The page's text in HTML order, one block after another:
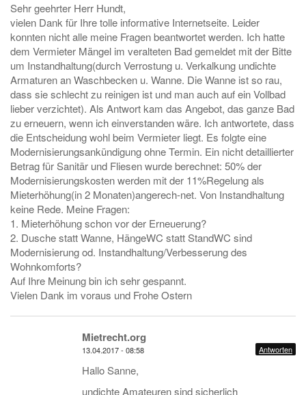
Sehr geehrter Herr Hundt,
vielen Dank für Ihre tolle informative Internetseite. Leider
konnten nicht alle meine Fragen beantwortet werden. Ich hatte
dem Vermieter Mängel im veralteten Bad gemeldet mit der Bitte
um Instandhaltung(durch Verrostung u. Verkalkung undichte
Armaturen an Waschbecken u. Wanne. Die Wanne ist so rau,
dass sie schlecht zu reinigen ist und man auch auf ein Vollbad
lieber verzichtet). Als Antwort kam das Angebot, das ganze Bad
zu erneuern, wenn ich einverstanden wäre. Ich antwortete, dass
die Entscheidung wohl beim Vermieter liegt. Es folgte eine
Modernisierungsankündigung ohne Termin. Ein nicht detaillierter
Betrag für Sanitär und Fliesen wurde berechnet: 50% der
Modernisierungskosten werden mit der 11%Regelung als
Mieterhöhung(in 2 Monaten)angerech-net. Von Instandhaltung
keine Rede. Meine Fragen:
1. Mieterhöhung schon vor der Erneuerung?
2. Dusche statt Wanne, HängeWC statt StandWC sind
Modernisierung od. Instandhaltung/Verbesserung des
Wohnkomforts?
Auf Ihre Meinung bin ich sehr gespannt.
Vielen Dank im voraus und Frohe Ostern
Mietrecht.org
13.04.2017 - 08:58 Antworten
Hallo Sanne,
undichte Amateuren sind sicherlich